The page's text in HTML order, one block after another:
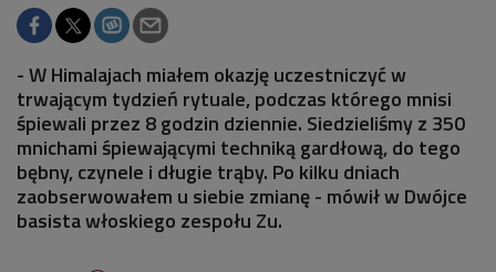
- W Himalajach miałem okazję uczestniczyć w
trwającym tydzień rytuale, podczas którego mnisi
śpiewali przez 8 godzin dziennie. Siedzieliśmy z 350
mnichami śpiewającymi techniką gardłową, do tego
bębny, czynele i długie trąby. Po kilku dniach
zaobserwowałem u siebie zmianę - mówił w Dwójce
basista włoskiego zespołu Zu.